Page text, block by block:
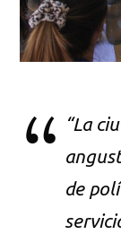
“La
de